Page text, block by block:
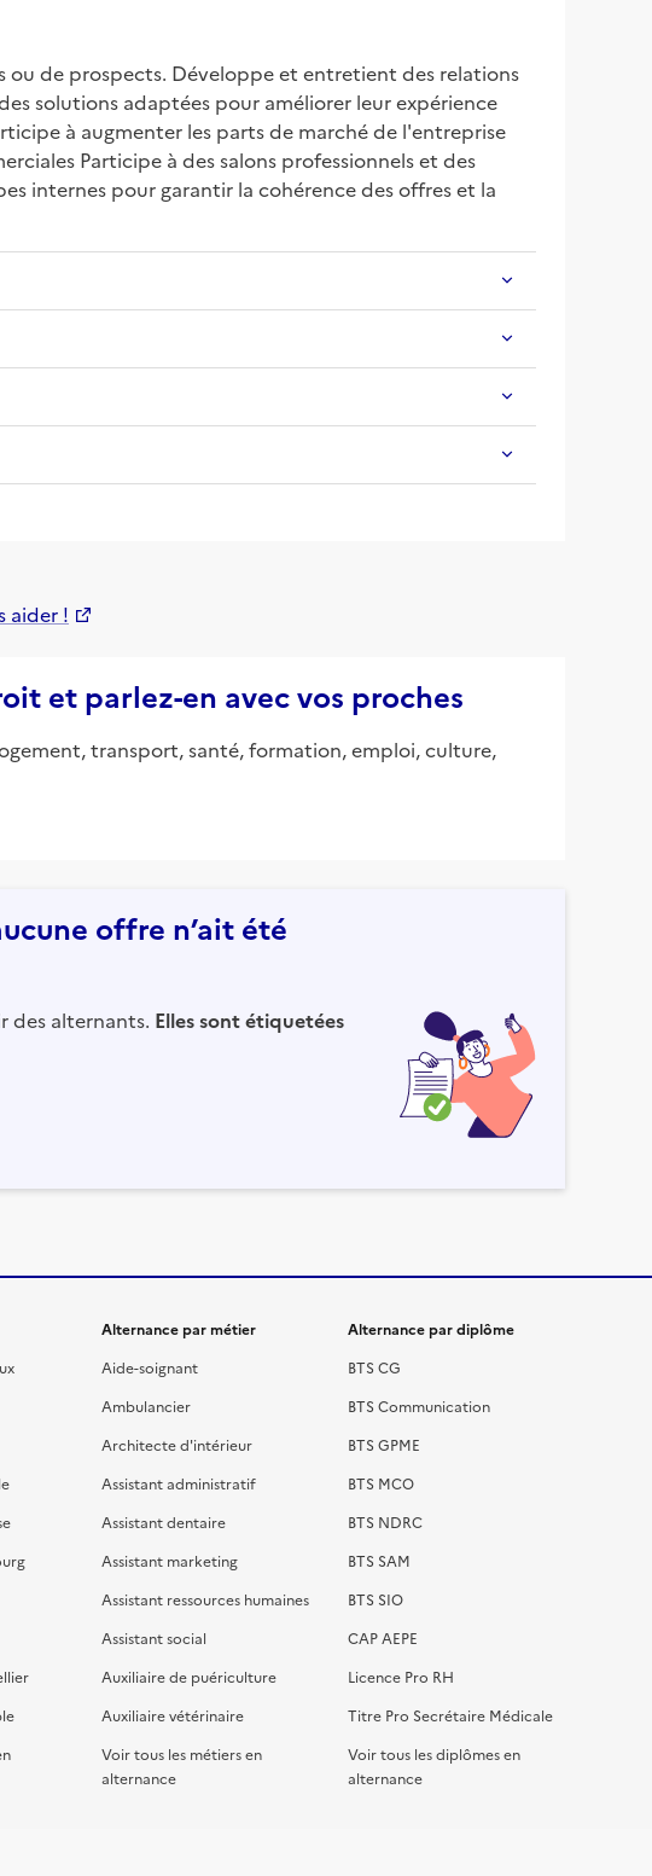
de prospects. Développe et entretient des relations
solutions adaptées pour améliorer leur expérience
à augmenter les parts de marché de l'entreprise
Participe à des salons professionnels et des
internes pour garantir la cohérence des offres et la
aider !
et parlez-en avec vos proches
transport, santé, formation, emploi, culture,
offre n’ait été
des alternants. Elles sont étiquetées
Alternance par métier
Aide-soignant
Ambulancier
Architecte d'intérieur
Assistant administratif
Assistant dentaire
Assistant marketing
Assistant ressources humaines
Assistant social
Auxiliaire de puériculture
Auxiliaire vétérinaire
Voir tous les métiers en
alternance
Alternance par diplôme
BTS CG
BTS Communication
BTS GPME
BTS MCO
BTS NDRC
BTS SAM
BTS SIO
CAP AEPE
Licence Pro RH
Titre Pro Secrétaire Médicale
Voir tous les diplômes en
alternance